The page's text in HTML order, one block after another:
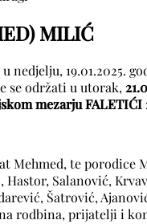
MILIĆ
nedjelju, 19.01.2025.
se održati u utorak,
mezarju FALETIĆI
Mehmed, te porodice
Hastor, Salanović,
Šatrović,
rodbina, prijatelji i